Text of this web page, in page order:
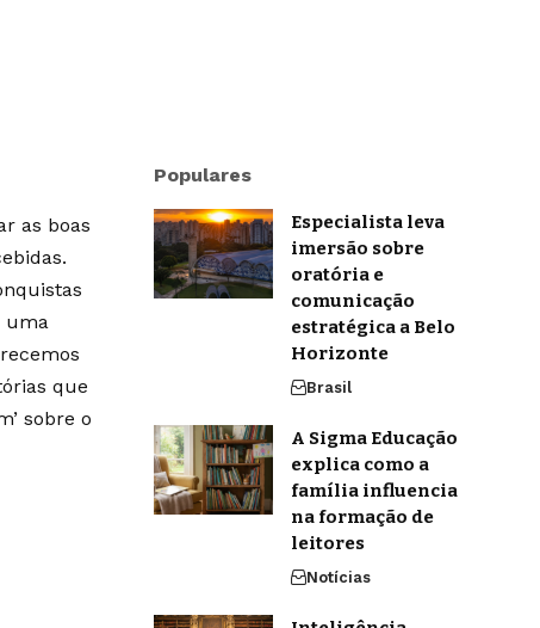
as boas
uma
que
sobre o
Populares
Especialista leva
imersão sobre
oratória e
comunicação
estratégica a Belo
Horizonte
Brasil
A Sigma Educação
explica como a
família influencia
na formação de
leitores
Notícias